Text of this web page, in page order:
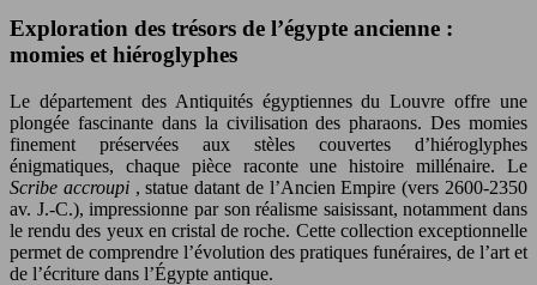
Exploration des trésors de l’égypte ancienne :
momies et hiéroglyphes
Le département des Antiquités égyptiennes du Louvre offre une
plongée fascinante dans la civilisation des pharaons. Des momies
finement préservées aux stèles couvertes d’hiéroglyphes
énigmatiques, chaque pièce raconte une histoire millénaire. Le
Scribe accroupi , statue datant de l’Ancien Empire (vers 2600-2350
av. J.-C.), impressionne par son réalisme saisissant, notamment dans
le rendu des yeux en cristal de roche. Cette collection exceptionnelle
permet de comprendre l’évolution des pratiques funéraires, de l’art et
de l’écriture dans l’Égypte antique.